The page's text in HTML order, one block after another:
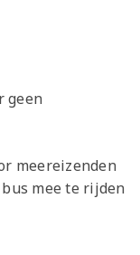
geen
meereizenden
mee te rijden